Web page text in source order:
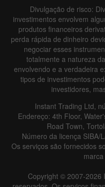
Divulgação de risco:
investimentos envolvem
produtos financeiros
perda rápida de dinheiro
negociar esses
totalmente a natureza
envolvendo e a verdadeira
tipos de investimentos
investidores,
Instant Trading Ltd,
Endereço: 4th Floor,
Road Town,
Número da licença SIBA/
Os serviços são fornecidos
Copyright © 2007-2026